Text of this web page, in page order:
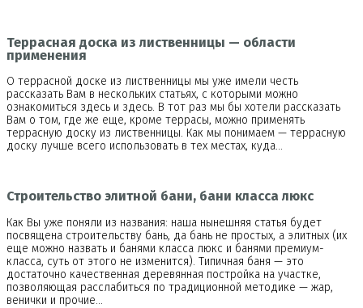
Террасная доска из лиственницы — области
применения
О террасной доске из лиственницы мы уже имели честь
рассказать Вам в нескольких статьях, с которыми можно
ознакомиться здесь и здесь. В тот раз мы бы хотели рассказать
Вам о том, где же еще, кроме террасы, можно применять
террасную доску из лиственницы. Как мы понимаем — террасную
доску лучше всего использовать в тех местах, куда…
Строительство элитной бани, бани класса люкс
Как Вы уже поняли из названия: наша нынешняя статья будет
посвящена строительству бань, да бань не простых, а элитных (их
еще можно назвать и банями класса люкс и банями премиум-
класса, суть от этого не изменится). Типичная баня — это
достаточно качественная деревянная постройка на участке,
позволяющая расслабиться по традиционной методике — жар,
венички и прочие…